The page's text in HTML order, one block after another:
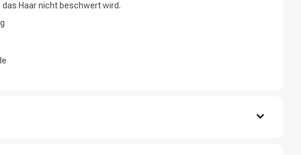
Haar nicht beschwert wird.